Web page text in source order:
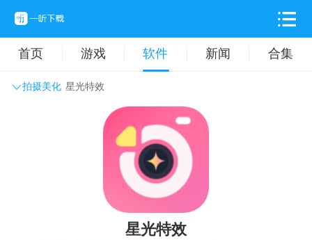
首页 游戏 软件 新闻 合集
拍摄美化 星光特效
主题壁纸 旅游出行
拍摄美化 时尚购物
星光特效